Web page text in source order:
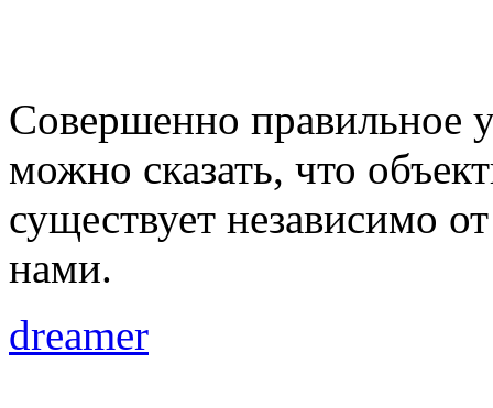
Совершенно правильное
можно сказать, что
существует независимо
нами.
dreamer